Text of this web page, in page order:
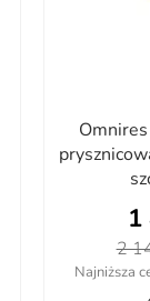
1
2
Najniższa